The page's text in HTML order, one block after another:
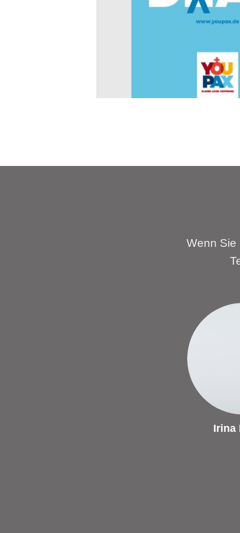
Wenn Sie
Irina